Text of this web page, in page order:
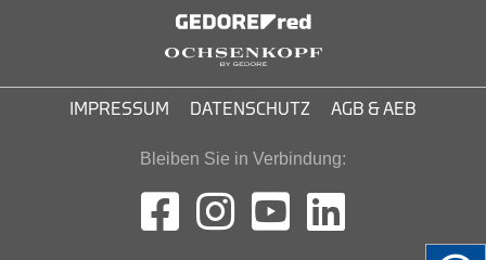
IMPRESSUM DATENSCHUTZ AGB & AEB
Bleiben Sie in Verbindung: